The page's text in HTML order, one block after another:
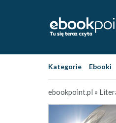
Kategorie Ebooki
ebookpoint.pl »